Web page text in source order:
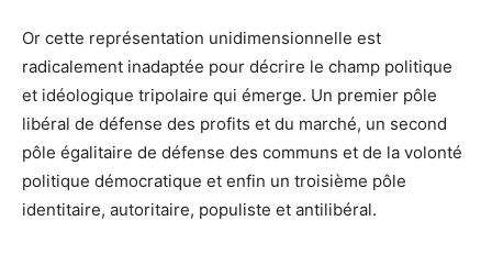
Or cette représentation unidimensionnelle est
radicalement inadaptée pour décrire le champ politique
et idéologique tripolaire qui émerge. Un premier pôle
libéral de défense des profits et du marché, un second
pôle égalitaire de défense des communs et de la volonté
politique démocratique et enfin un troisième pôle
identitaire, autoritaire, populiste et antilibéral.